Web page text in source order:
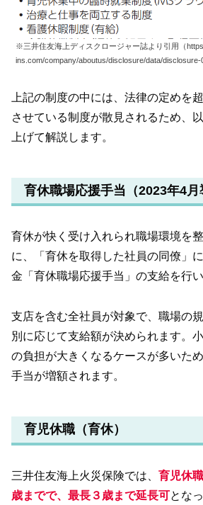
※三井住友海上ディスクロージャー誌より引用（
ins.com/company/aboutus/disclosure/data/disclosure-
上記の制度の中には、法律の定めを
させている制度が散見されるため、
上げて解説します。
育休職場応援手当（2023年4月
育休が快く受け入れられ職場環境を
に、「育休を取得した社員の同僚」
金「育休職場応援手当」の支給を行い
支店を含む全社員が対象で、職場の
別に応じて支給額が決められます。
の負担が大きくなるケースが多いた
手当が増額されます。
育児休職（育休）
三井住友海上火災保険では、 育児休
歳までで、最長３歳まで延長可とな